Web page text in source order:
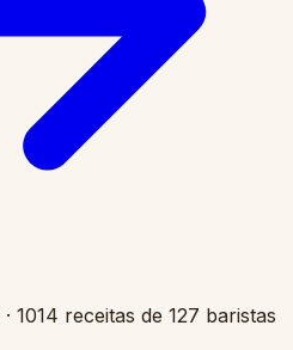
· 1014 receitas de 127 baristas